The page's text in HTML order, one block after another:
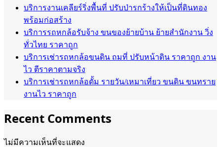
บริการงานเคลียร์ริ่งพื้นที่ ปรับป่ารกร้างให้เป็นที่ดินทอง
พร้อมก่อสร้าง
บริการรถหกล้อรับจ้าง ขนของย้ายบ้าน ย้ายสำนักงาน วิ่ง
ทั่วไทย ราคาถูก
บริการเช่ารถหกล้อขนดิน ถมที่ ปรับหน้าดิน ราคาถูก งาน
ไว ตีราคาตามจริง
บริการเช่ารถหกล้อดั้ม รายวัน/เหมาเที่ยว ขนดิน ขนทราย
งานไว ราคาถูก
Recent Comments
ไม่มีความเห็นที่จะแสดง